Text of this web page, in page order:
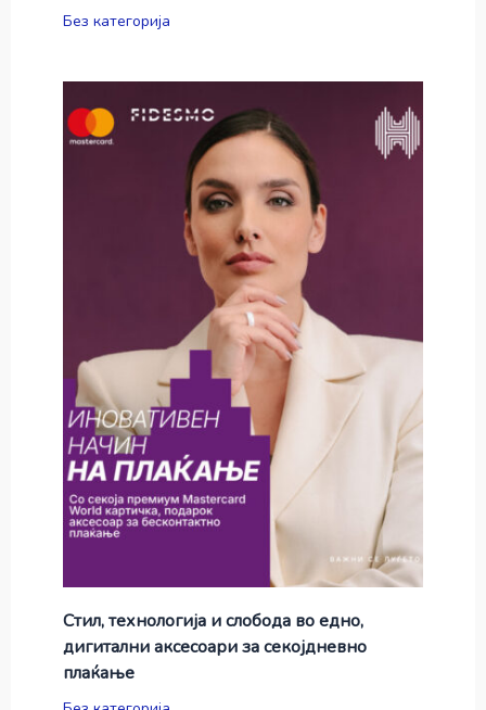
Без категорија
Стил, технологија и слобода во едно,
дигитални аксесоари за секојдневно
плаќање